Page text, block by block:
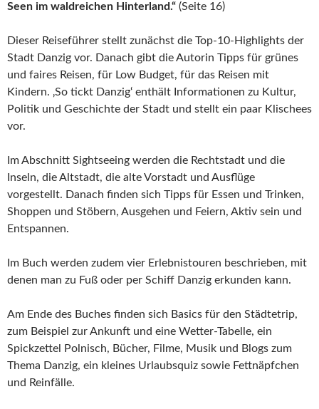
Seen im waldreichen Hinterland.“ (Seite 16)
Dieser Reiseführer stellt zunächst die Top-10-Highlights der
Stadt Danzig vor. Danach gibt die Autorin Tipps für grünes
und faires Reisen, für Low Budget, für das Reisen mit
Kindern. ‚So tickt Danzig‘ enthält Informationen zu Kultur,
Politik und Geschichte der Stadt und stellt ein paar Klischees
vor.
Im Abschnitt Sightseeing werden die Rechtstadt und die
Inseln, die Altstadt, die alte Vorstadt und Ausflüge
vorgestellt. Danach finden sich Tipps für Essen und Trinken,
Shoppen und Stöbern, Ausgehen und Feiern, Aktiv sein und
Entspannen.
Im Buch werden zudem vier Erlebnistouren beschrieben, mit
denen man zu Fuß oder per Schiff Danzig erkunden kann.
Am Ende des Buches finden sich Basics für den Städtetrip,
zum Beispiel zur Ankunft und eine Wetter-Tabelle, ein
Spickzettel Polnisch, Bücher, Filme, Musik und Blogs zum
Thema Danzig, ein kleines Urlaubsquiz sowie Fettnäpfchen
und Reinfälle.